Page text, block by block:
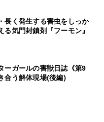
長く発生する害虫をしっか
る気門封鎖剤『フーモン』
ーガールの害獣日誌《第9
合う解体現場(後編)